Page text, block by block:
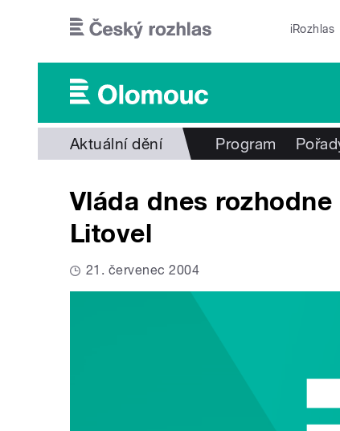
iRozhlas
Aktuální dění Program
Vláda dnes
Litovel
21. červenec 2004